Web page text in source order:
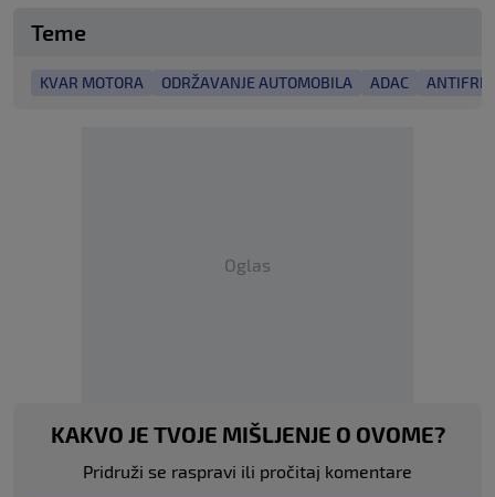
Teme
KVAR MOTORA ODRŽAVANJE AUTOMOBILA ADAC ANTIFRIZ
Oglas
KAKVO JE TVOJE MIŠLJENJE O OVOME?
Pridruži se raspravi ili pročitaj komentare